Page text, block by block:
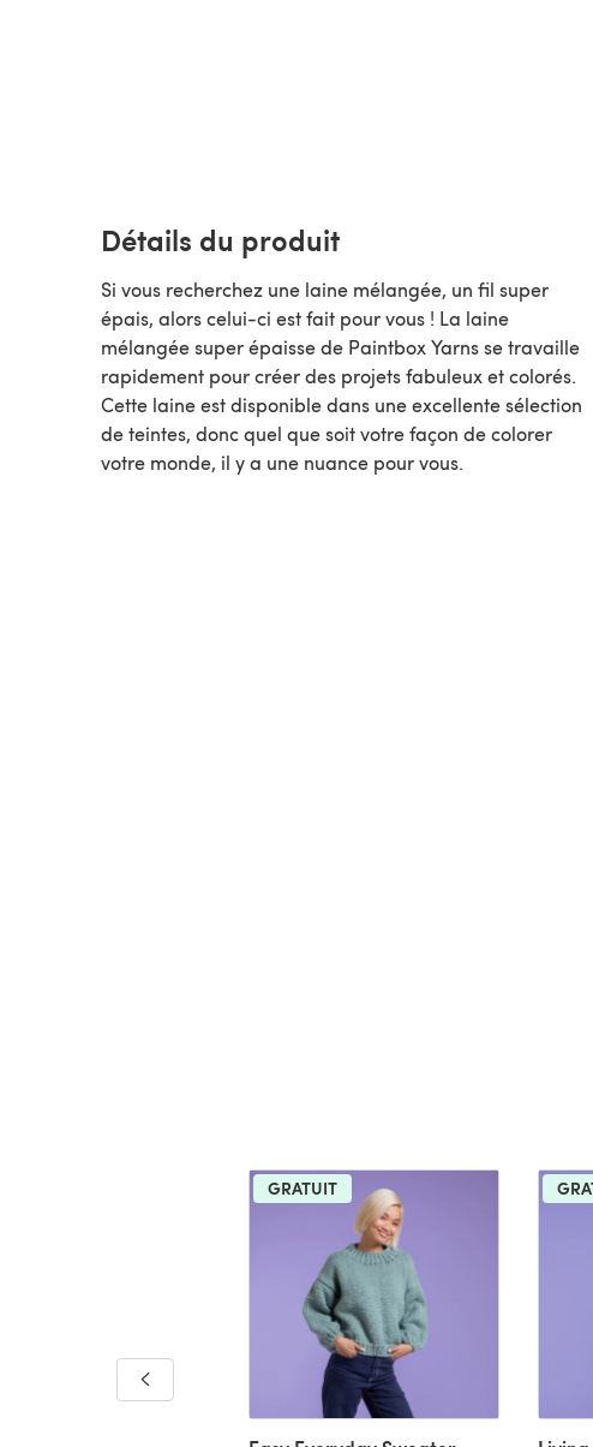
Détails du produit
Si vous recherchez une laine mélangée, un fil super
épais, alors celui-ci est fait pour vous ! La laine
mélangée super épaisse de Paintbox Yarns se travaille
rapidement pour créer des projets fabuleux et colorés.
Cette laine est disponible dans une excellente sélection
de teintes, donc quel que soit votre façon de colorer
votre monde, il y a une nuance pour vous.
GRATUIT